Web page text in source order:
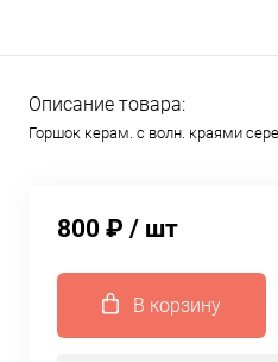
Описание товара:
Горшок керам. с волн. краями
800 ₽ / шт
В корзину